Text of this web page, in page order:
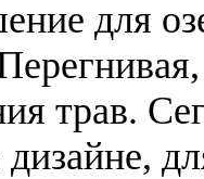
для
трав.